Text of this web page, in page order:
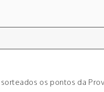
os pontos da